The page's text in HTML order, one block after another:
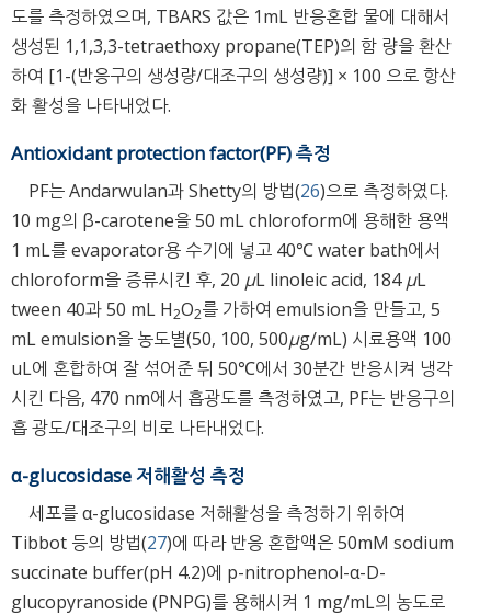
도를 측정하였으며, TBARS 값은 1mL 반응혼합 물에 대해서
생성된 1,1,3,3-tetraethoxy propane(TEP)의 함 량을 환산
하여 [1-(반응구의 생성량/대조구의 생성량)] × 100 으로 항산
화 활성을 나타내었다.
Antioxidant protection factor(PF) 측정
PF는 Andarwulan과 Shetty의 방법(26)으로 측정하였다.
10 mg의 β-carotene을 50 mL chloroform에 용해한 용액
1 mL를 evaporator용 수기에 넣고 40℃ water bath에서
chloroform을 증류시킨 후, 20 μL linoleic acid, 184μL
tween 40과 50 mL H2O2를 가하여 emulsion을 만들고, 5
mL emulsion을 농도별(50, 100, 500μg/mL) 시료용액 100
uL에 혼합하여 잘 섞어준 뒤 50℃에서 30분간 반응시켜 냉각
시킨 다음, 470 nm에서 흡광도를 측정하였고, PF는 반응구의
흡 광도/대조구의 비로 나타내었다.
α-glucosidase 저해활성 측정
세포를 α-glucosidase 저해활성을 측정하기 위하여
Tibbot 등의 방법(27)에 따라 반응 혼합액은 50mM sodium
succinate buffer(pH 4.2)에 p-nitrophenol-α-D-
glucopyranoside (PNPG)를 용해시켜 1 mg/mL의 농도로